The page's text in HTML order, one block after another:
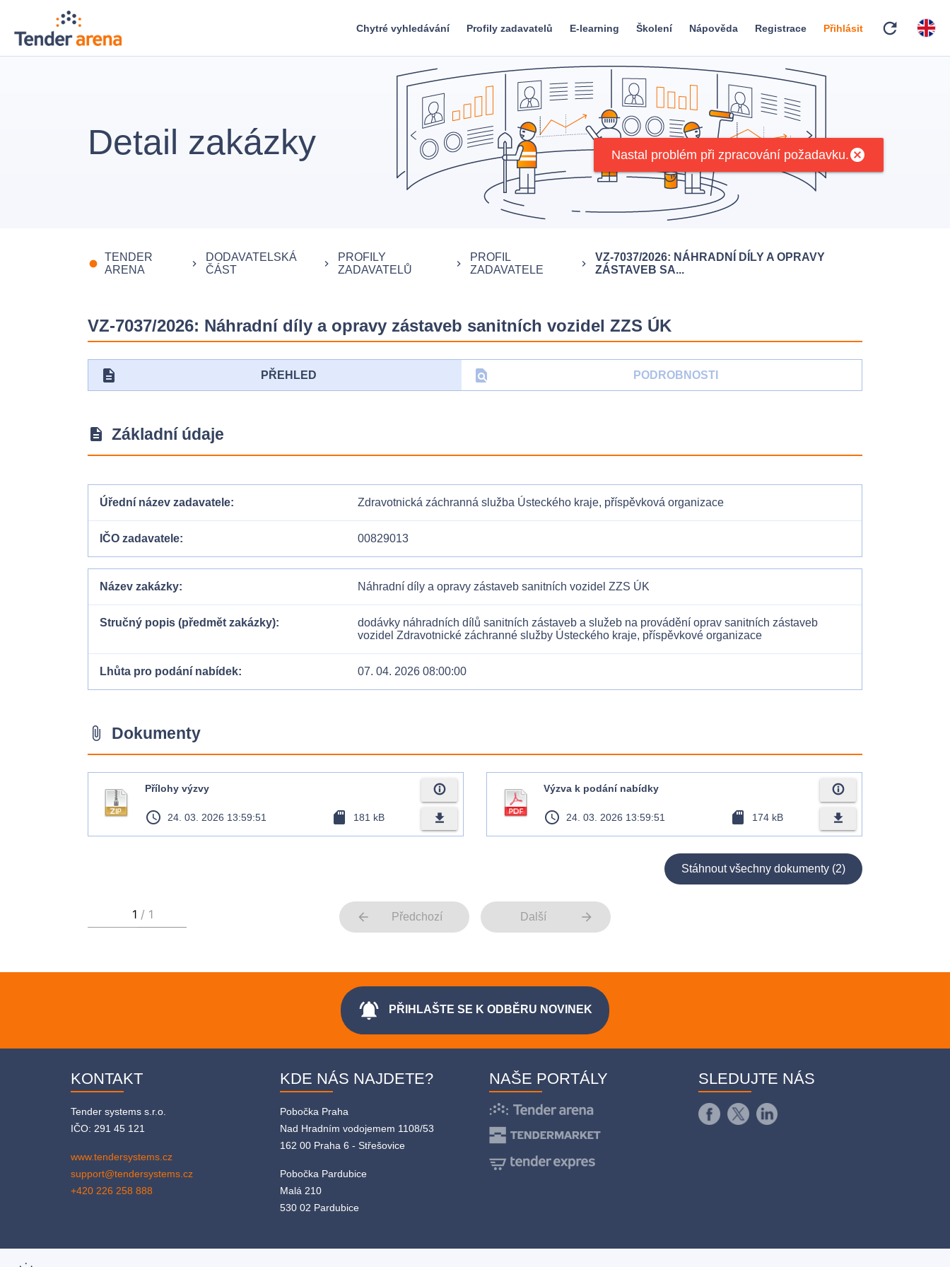
Chytré vyhledávání Profily zadavatelů E-learning Školení Nápověda Registrace Přihlásit refresh
Detail zakázky
fiber_manual_record
TENDER
ARENA
keyboard_arrow_right
DODAVATELSKÁ
ČÁST
keyboard_arrow_right
PROFILY
ZADAVATELŮ
keyboard_arrow_right
PROFIL
ZADAVATELE
keyboard_arrow_right
VZ-7037/2026: NÁHRADNÍ DÍLY A OPRAVY
ZÁSTAVEB SA...
VZ-7037/2026: Náhradní díly a opravy zástaveb sanitních vozidel ZZS ÚK
description PŘEHLED find_in_page PODROBNOSTI
description Základní údaje
Úřední název zadavatele Zdravotnická záchranná služba Ústeckého kraje, příspěvková organizace
IČO zadavatele 00829013
Název zakázky Náhradní díly a opravy zástaveb sanitních vozidel ZZS ÚK
Stručný popis (předmět zakázky)
dodávky náhradních dílů sanitních zástaveb a služeb na provádění oprav sanitních zástaveb
vozidel Zdravotnické záchranné služby Ústeckého kraje, příspěvkové organizace
Lhůta pro podání nabídek 07. 04. 2026 08:00:00
attach_file Dokumenty
Přílohy výzvy
access_time 24. 03. 2026 13:59:51 sd_card 181 kB
info_outline
file_download
Výzva k podání nabídky
access_time 24. 03. 2026 13:59:51 sd_card 174 kB
info_outline
file_download
Stáhnout všechny dokumenty (2)
arrow_back Předchozí Další arrow_forward
notifications_active PŘIHLAŠTE SE K ODBĚRU NOVINEK
KONTAKT
Tender systems s.r.o.
IČO: 291 45 121
www.tendersystems.cz
support@tendersystems.cz
+420 226 258 888
KDE NÁS NAJDETE?
Pobočka Praha
Nad Hradním vodojemem 1108/53
162 00 Praha 6 - Střešovice
Pobočka Pardubice
Malá 210
530 02 Pardubice
NAŠE PORTÁLY SLEDUJTE NÁS
Nastal problém při zpracování požadavku.